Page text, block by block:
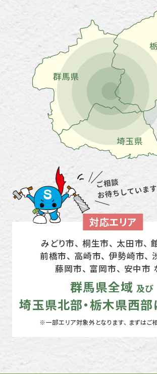
対応エリア
みどり市、 桐生市、 太田市、
前橋市、 高崎市、伊勢崎市、
藤岡市、 富岡市、 安中市
群馬県全域 及び
埼玉県北部・栃木県西
※一部エリア対象外となります、 まずはご